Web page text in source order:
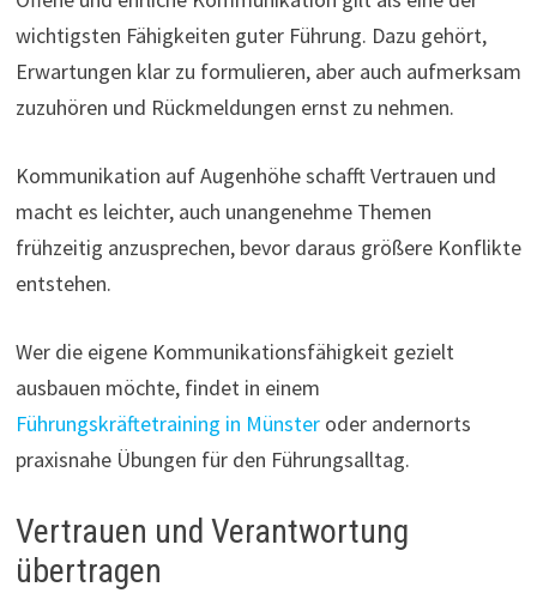
wichtigsten Fähigkeiten guter Führung. Dazu gehört,
Erwartungen klar zu formulieren, aber auch aufmerksam
zuzuhören und Rückmeldungen ernst zu nehmen.
Kommunikation auf Augenhöhe schafft Vertrauen und
macht es leichter, auch unangenehme Themen
frühzeitig anzusprechen, bevor daraus größere Konflikte
entstehen.
Wer die eigene Kommunikationsfähigkeit gezielt
ausbauen möchte, findet in einem
Führungskräftetraining in Münsteroder andernorts
praxisnahe Übungen für den Führungsalltag.
Vertrauen und Verantwortung
übertragen